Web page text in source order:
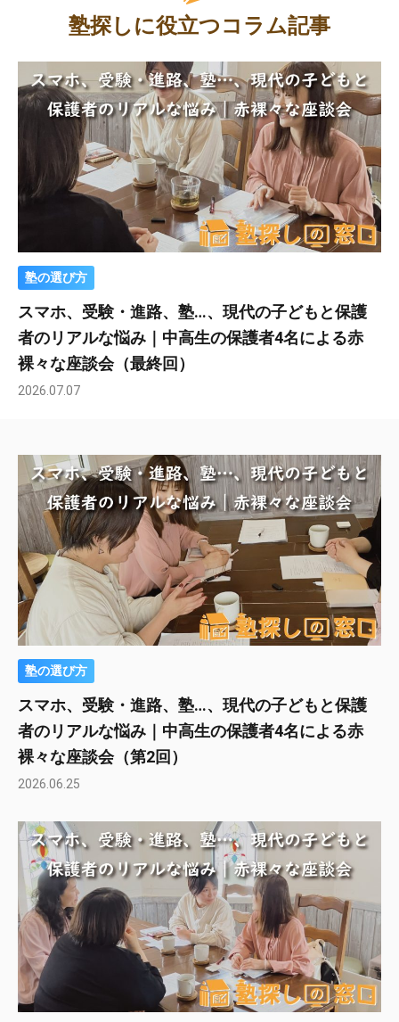
塾探しに役立つコラム記事
塾の選び方
スマホ、受験・進路、塾…、現代の子どもと保護
者のリアルな悩み｜中高生の保護者4名による赤
裸々な座談会（最終回）
2026.07.07
塾の選び方
スマホ、受験・進路、塾…、現代の子どもと保護
者のリアルな悩み｜中高生の保護者4名による赤
裸々な座談会（第2回）
2026.06.25